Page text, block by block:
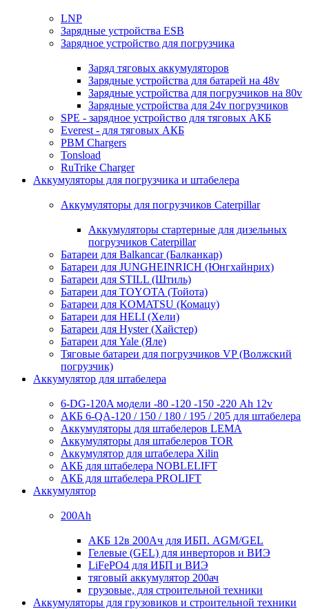
LNP
Зарядные устройства ESB
Зарядное устройство для погрузчика
Заряд тяговых аккумуляторов
Зарядные устройства для батарей на 48v
Зарядные устройства для погрузчиков на 80v
Зарядные устройства для 24v погрузчиков
SPE - зарядное устройство для тяговых АКБ
Everest - для тяговых АКБ
PBM Chargers
Tonsload
RuTrike Charger
Аккумуляторы для погрузчика и штабелера
Аккумуляторы для погрузчиков Caterpillar
Аккумуляторы стартерные для дизельных
погрузчиков Caterpillar
Батареи для Balkancar (Балканкар)
Батареи для JUNGHEINRICH (Юнгхайнрих)
Батареи для STILL (Штиль)
Батареи для TOYOTA (Тойота)
Батареи для KOMATSU (Комацу)
Батареи для HELI (Хели)
Батареи для Hyster (Хайстер)
Батареи для Yale (Яле)
Тяговые батареи для погрузчиков VP (Волжский
погрузчик)
Аккумулятор для штабелера
6-DG-120A модели -80 -120 -150 -220 Ah 12v
АКБ 6-QA-120 / 150 / 180 / 195 / 205 для штабелера
Аккумуляторы для штабелеров LEMA
Аккумуляторы для штабелеров TOR
Аккумулятор для штабелера Xilin
АКБ для штабелера NOBLELIFT
АКБ для штабелера PROLIFT
Аккумулятор
200Ah
АКБ 12в 200Ач для ИБП. AGM/GEL
Гелевые (GEL) для инверторов и ВИЭ
LiFePO4 для ИБП и ВИЭ
тяговый аккумулятор 200ач
грузовые, для строительной техники
Аккумуляторы для грузовиков и строительной техники